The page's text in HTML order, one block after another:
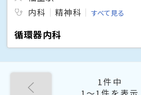
内科
精神科 すべて見る
循環器内科
1件中